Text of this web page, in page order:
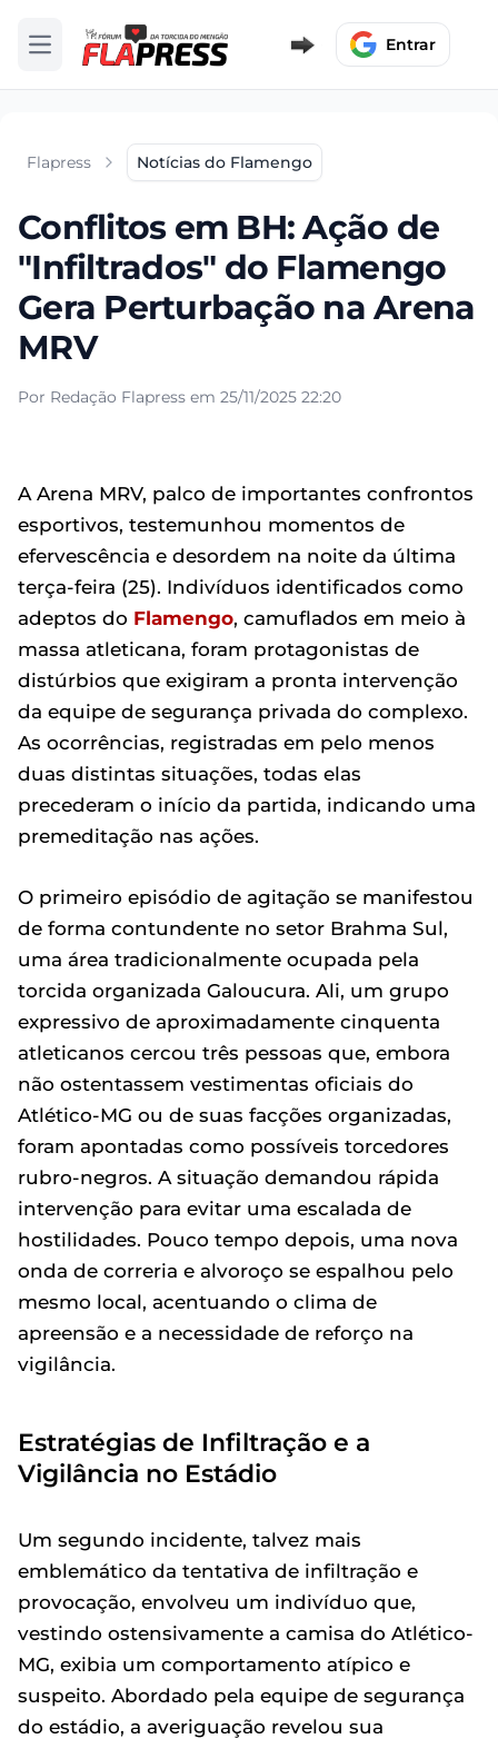
Abrir menu Entrar
Flapress Notícias do Flamengo
Conflitos em BH: Ação de
"Infiltrados" do Flamengo
Gera Perturbação na Arena
MRV
Por Redação Flapress em 25/11/2025 22:20
A Arena MRV, palco de importantes confrontos
esportivos, testemunhou momentos de
efervescência e desordem na noite da última
terça-feira (25). Indivíduos identificados como
adeptos do Flamengo, camuflados em meio à
massa atleticana, foram protagonistas de
distúrbios que exigiram a pronta intervenção
da equipe de segurança privada do complexo.
As ocorrências, registradas em pelo menos
duas distintas situações, todas elas
precederam o início da partida, indicando uma
premeditação nas ações.
O primeiro episódio de agitação se manifestou
de forma contundente no setor Brahma Sul,
uma área tradicionalmente ocupada pela
torcida organizada Galoucura. Ali, um grupo
expressivo de aproximadamente cinquenta
atleticanos cercou três pessoas que, embora
não ostentassem vestimentas oficiais do
Atlético-MG ou de suas facções organizadas,
foram apontadas como possíveis torcedores
rubro-negros. A situação demandou rápida
intervenção para evitar uma escalada de
hostilidades. Pouco tempo depois, uma nova
onda de correria e alvoroço se espalhou pelo
mesmo local, acentuando o clima de
apreensão e a necessidade de reforço na
vigilância.
Estratégias de Infiltração e a
Vigilância no Estádio
Um segundo incidente, talvez mais
emblemático da tentativa de infiltração e
provocação, envolveu um indivíduo que,
vestindo ostensivamente a camisa do Atlético-
MG, exibia um comportamento atípico e
suspeito. Abordado pela equipe de segurança
do estádio, a averiguação revelou sua